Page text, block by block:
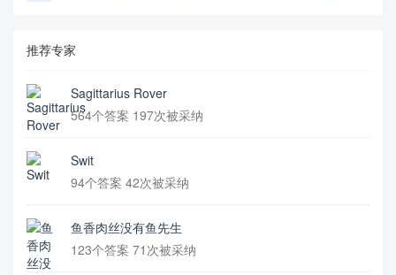
推荐专家
Sagittarius Rover
564个答案 197次被采纳
Swit
94个答案 42次被采纳
鱼香肉丝没有鱼先生
123个答案 71次被采纳